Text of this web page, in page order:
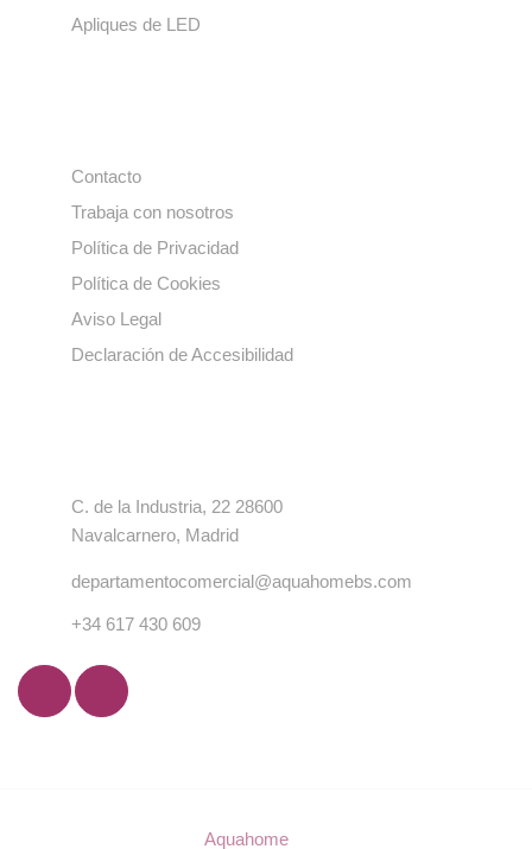
Apliques de LED
Contacto
Trabaja con nosotros
Política de Privacidad
Política de Cookies
Aviso Legal
Declaración de Accesibilidad
C. de la Industria, 22 28600
Navalcarnero, Madrid
departamentocomercial@aquahomebs.com
+34 617 430 609
Aquahome